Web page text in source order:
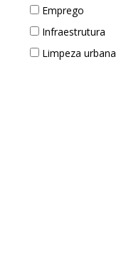
Emprego
Infraestrutura
Limpeza urbana